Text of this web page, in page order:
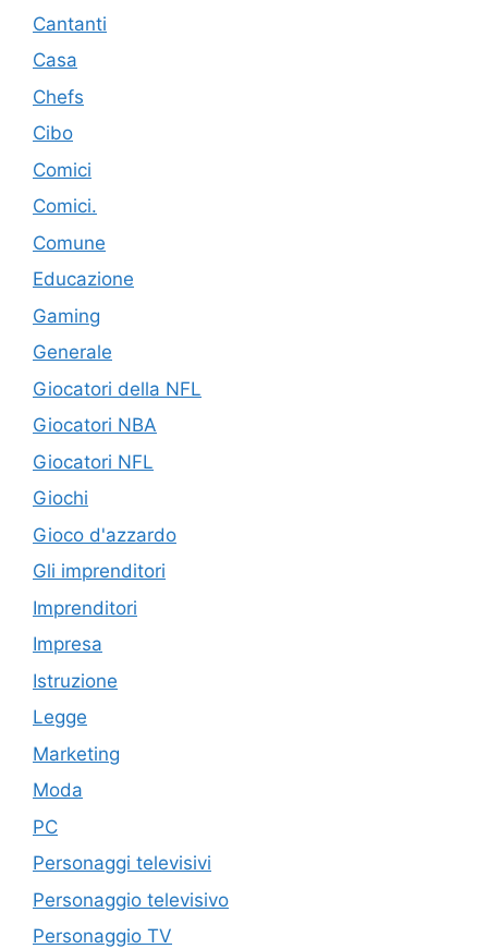
Cantanti
Casa
Chefs
Cibo
Comici
Comici.
Comune
Educazione
Gaming
Generale
Giocatori della NFL
Giocatori NBA
Giocatori NFL
Giochi
Gioco d'azzardo
Gli imprenditori
Imprenditori
Impresa
Istruzione
Legge
Marketing
Moda
PC
Personaggi televisivi
Personaggio televisivo
Personaggio TV